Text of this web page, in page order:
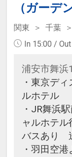
（ガーデ
関東 千葉
In 15:00 /
浦安市舞浜
・東京デ
ルホテル
・JR舞浜
ャルホテ
バスあり
・羽田空